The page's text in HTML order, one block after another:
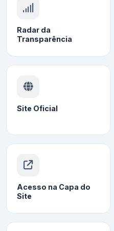
Radar da
Transparência
Site Oficial
Acesso na Capa do
Site